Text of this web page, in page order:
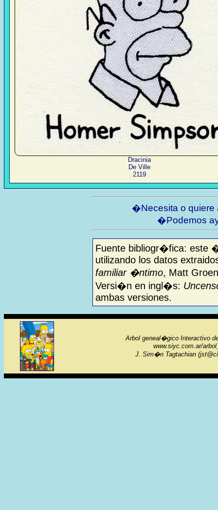
Dracinia
De Ville
2119
�Necesita o
�Podemos
Fuente bibliogr�fica: este
utilizando los datos
familiar �ntimo, Matt
Versi�n en ingl�s:
ambas versiones.
Arbol geneal�gico Interactivo
www.siyc.com.ar/
J. Sim�n Tagtachian